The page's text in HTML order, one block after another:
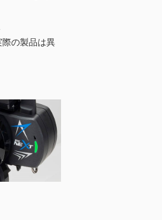
の製品は異